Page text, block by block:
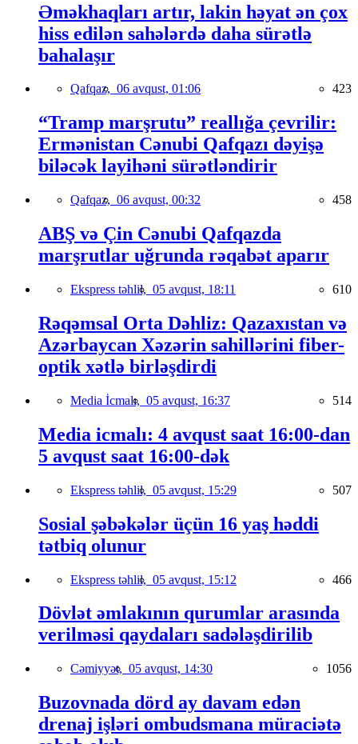
Əməkhaqları artır, lakin həyat ən çox
hiss edilən sahələrdə daha sürətlə
bahalaşır
Qafqaz, 06 avqust, 01:06 423
“Tramp marşrutu” reallığa çevrilir:
Ermənistan Cənubi Qafqazı dəyişə
biləcək layihəni sürətləndirir
Qafqaz, 06 avqust, 00:32 458
ABŞ və Çin Cənubi Qafqazda
marşrutlar uğrunda rəqabət aparır
Ekspress təhlil, 05 avqust, 18:11 610
Rəqəmsal Orta Dəhliz: Qazaxıstan və
Azərbaycan Xəzərin sahillərini fiber-
optik xətlə birləşdirdi
Media İcmalı, 05 avqust, 16:37 514
Media icmalı: 4 avqust saat 16:00-dan
5 avqust saat 16:00-dək
Ekspress təhlil, 05 avqust, 15:29 507
Sosial şəbəkələr üçün 16 yaş həddi
tətbiq olunur
Ekspress təhlil, 05 avqust, 15:12 466
Dövlət əmlakının qurumlar arasında
verilməsi qaydaları sadələşdirilib
Cəmiyyət, 05 avqust, 14:30 1056
Buzovnada dörd ay davam edən
drenaj işləri ombudsmana müraciətə